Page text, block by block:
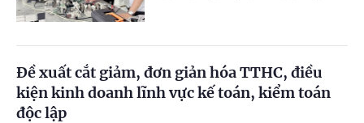
Đề xuất cắt giảm, đơn giản hóa TTHC, điều
kiện kinh doanh lĩnh vực kế toán, kiểm toán
độc lập